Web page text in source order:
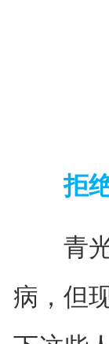
拒
青光
病，但